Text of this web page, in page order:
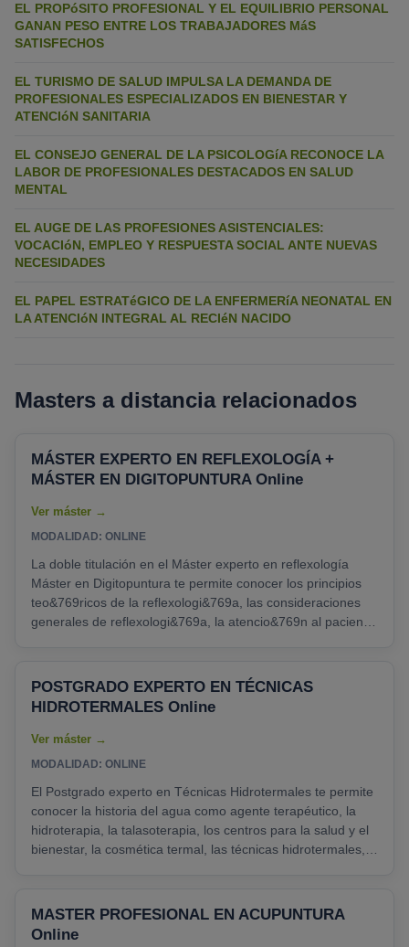
EL PROPóSITO PROFESIONAL Y EL EQUILIBRIO PERSONAL
GANAN PESO ENTRE LOS TRABAJADORES MáS
SATISFECHOS
EL TURISMO DE SALUD IMPULSA LA DEMANDA DE
PROFESIONALES ESPECIALIZADOS EN BIENESTAR Y
ATENCIóN SANITARIA
EL CONSEJO GENERAL DE LA PSICOLOGíA RECONOCE LA
LABOR DE PROFESIONALES DESTACADOS EN SALUD
MENTAL
EL AUGE DE LAS PROFESIONES ASISTENCIALES:
VOCACIóN, EMPLEO Y RESPUESTA SOCIAL ANTE NUEVAS
NECESIDADES
EL PAPEL ESTRATéGICO DE LA ENFERMERíA NEONATAL EN
LA ATENCIóN INTEGRAL AL RECIéN NACIDO
Masters a distancia relacionados
MÁSTER EXPERTO EN REFLEXOLOGÍA +
MÁSTER EN DIGITOPUNTURA Online
MODALIDAD: ONLINE
La doble titulación en el Máster experto en reflexología
Máster en Digitopuntura te permite conocer los principios
teo&769ricos de la reflexologi&769a, las consideraciones
generales de reflexologi&769a, la atencio&769n al paciente
o&769seo, muscular y urogenital, la anatomi&769a y
fisiologi&769a de los sistemas digestivo, respiratorio,
POSTGRADO EXPERTO EN TÉCNICAS
HIDROTERMALES Online
MODALIDAD: ONLINE
El Postgrado experto en Técnicas Hidrotermales te permite
conocer la historia del agua como agente terapéutico, la
hidroterapia, la talasoterapia, los centros para la salud y el
bienestar, la cosmética termal, las técnicas hidrotermales,
atención al cliente, la seguridad e higiene en la aplicación
de técnicas hidrotermales evaluación y control de la calidad
MASTER PROFESIONAL EN ACUPUNTURA
Online